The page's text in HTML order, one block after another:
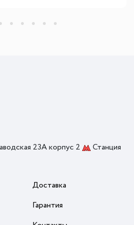
23А корпус 2
Станция
Доставка
Гарантия